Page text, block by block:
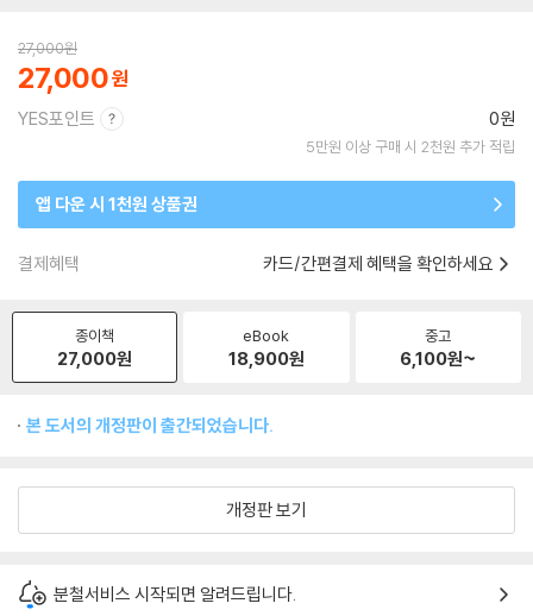
27,000원
27,000
YES포인트 0원
5만원 이상 구매 시 2천원 추가 적립
앱 다운 시 1천원 상품권
결제혜택 카드/간편결제 혜택을 확인하세요
종이책
27,000원
eBook
18,900원
중고
6,100원~
본 도서의 개정판이 출간되었습니다.
개정판 보기
분철서비스 시작되면 알려드립니다.